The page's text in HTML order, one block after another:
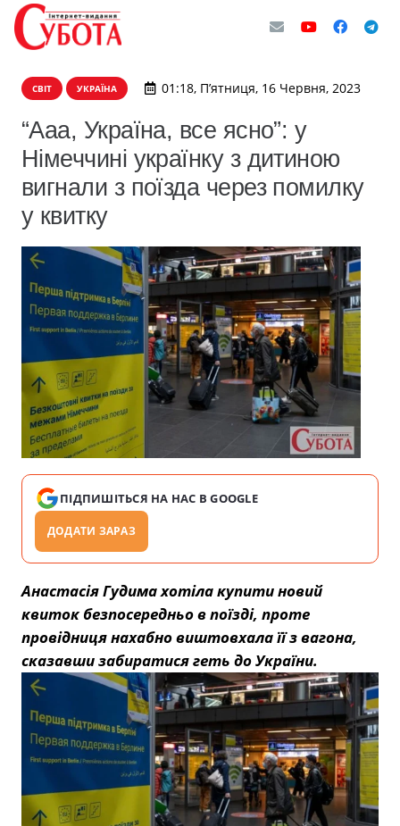
СВІТ УКРАЇНА 01:18, П’ятниця, 16 Червня, 2023
“Ааа, Україна, все ясно”: у
Німеччині українку з дитиною
вигнали з поїзда через помилку
у квитку
ПІДПИШІТЬСЯ НА НАС В GOOGLE
ДОДАТИ ЗАРАЗ
Анастасія Гудима хотіла купити новий
квиток безпосередньо в поїзді, проте
провідниця нахабно виштовхала її з вагона,
сказавши забиратися геть до України.